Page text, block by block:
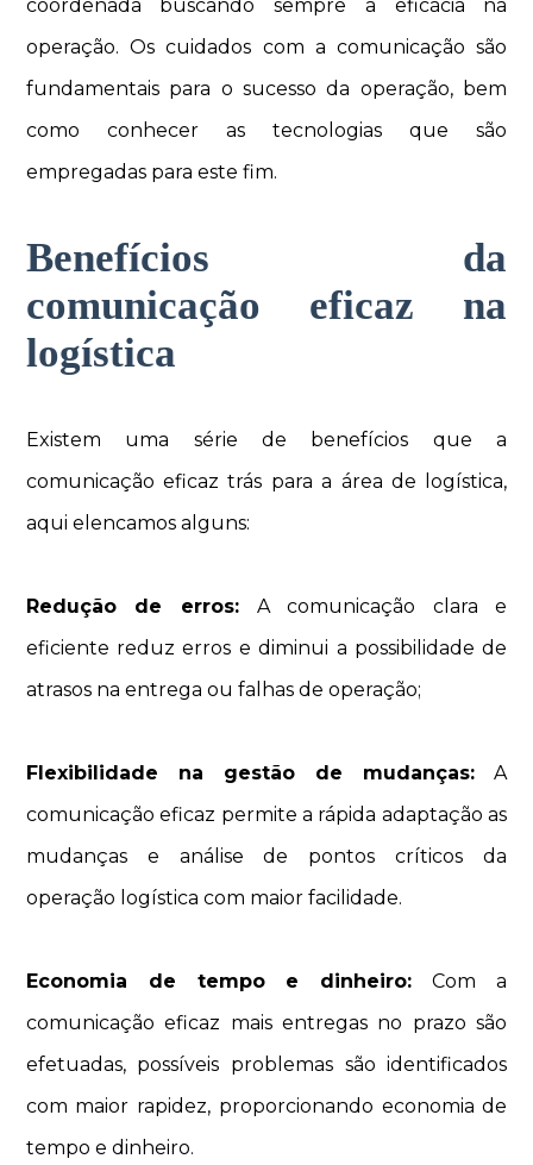
coordenada buscando sempre a eficácia na
operação. Os cuidados com a comunicação são
fundamentais para o sucesso da operação, bem
como conhecer as tecnologias que são
empregadas para este fim.
Benefícios da
comunicação eficaz na
logística
Existem uma série de benefícios que a
comunicação eficaz trás para a área de logística,
aqui elencamos alguns:
Redução de erros:A comunicação clara e
eficiente reduz erros e diminui a possibilidade de
atrasos na entrega ou falhas de operação;
Flexibilidade na gestão de mudanças: A
comunicação eficaz permite a rápida adaptação as
mudanças e análise de pontos críticos da
operação logística com maior facilidade.
Economia de tempo e dinheiro: Com a
comunicação eficaz mais entregas no prazo são
efetuadas, possíveis problemas são identificados
com maior rapidez, proporcionando economia de
tempo e dinheiro.